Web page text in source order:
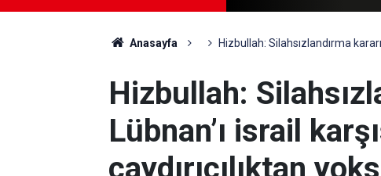
Anasayfa Hizbullah: Silahsızlandırma
Hizbullah:
Lübnan’ı israil
caydırıcılıktan